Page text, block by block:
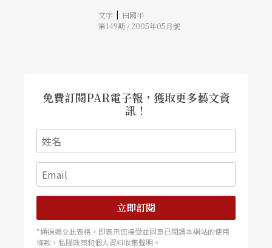
兩個年輕的表演團隊「西田社戲曲工作室」、「戲
點子工作坊」。在小劇場裡，可以看到創意十足的
文字 | 田國平
第149期 / 2005年05月號
免費訂閱PAR電子報，獲取更多藝文資
訊！
立即訂閱
*通過遞交此表格，即表示您接受並同意已閱讀本網站的使用
條款，私隱政策和個人資料收集聲明。